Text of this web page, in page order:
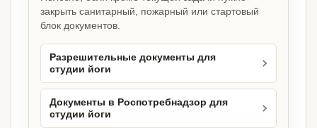
закрыть санитарный, пожарный или стартовый
блок документов.
Разрешительные документы для
студии йоги
Документы в Роспотребнадзор для
студии йоги